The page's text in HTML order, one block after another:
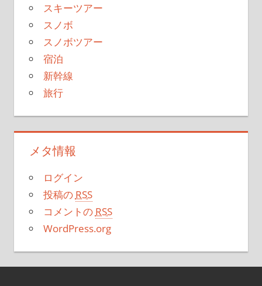
スキーツアー
スノボ
スノボツアー
宿泊
新幹線
旅行
メタ情報
ログイン
投稿の RSS
コメントの RSS
WordPress.org